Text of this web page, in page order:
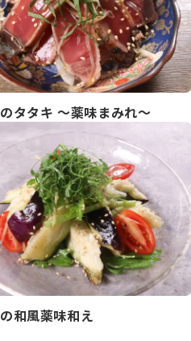
タタキ ～薬味まみれ～
和風薬味和え